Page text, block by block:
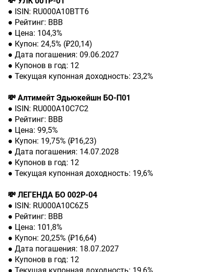
● ISIN: RU000A10BTT6
● Рейтинг: BBВ
● Цена: 104,3%
● Купон: 24,5% (₽20,14)
● Дата погашения: 09.06.2027
● Купонов в год: 12
● Текущая купонная доходность: 23,2%
💸 Алтимейт Эдьюкейшн БО-П01
● ISIN: RU000A10C7C2
● Рейтинг: BBВ
● Цена: 99,5%
● Купон: 19,75% (₽16,23)
● Дата погашения: 14.07.2028
● Купонов в год: 12
● Текущая купонная доходность: 19,6%
💸 ЛЕГЕНДА БО 002Р-04
● ISIN: RU000A10C6Z5
● Рейтинг: BBВ
● Цена: 101,8%
● Купон: 20,25% (₽16,64)
● Дата погашения: 18.07.2027
● Купонов в год: 12